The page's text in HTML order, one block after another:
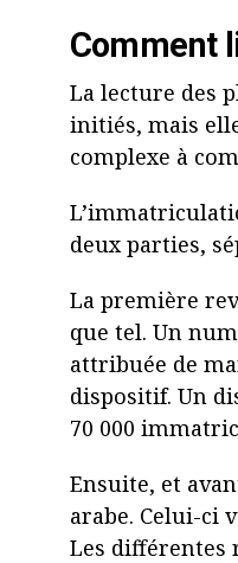
Comment
La lecture des
initiés, mais
complexe à
deux parties,
La première
que tel. Un
attribuée de
dispositif. Un
70 000
Ensuite, et
arabe. Celui-ci
Les différentes